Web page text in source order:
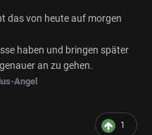
das von heute auf morgen
haben und bringen später
an zu gehen.
Angel
1